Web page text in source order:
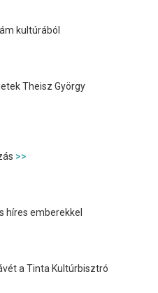
kultúrából
Theisz György
>>
híres emberekkel
a Tinta Kultúrbisztró